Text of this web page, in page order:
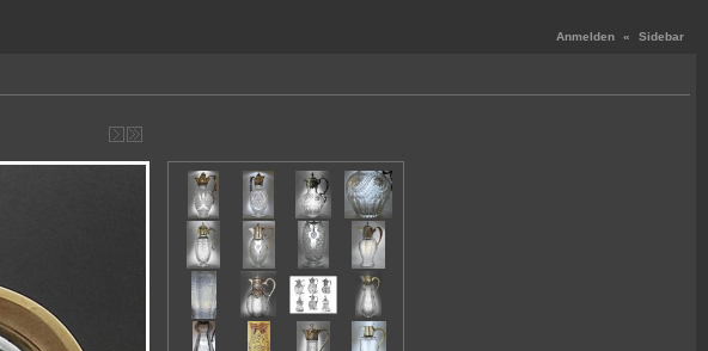
Anmelden « Sidebar